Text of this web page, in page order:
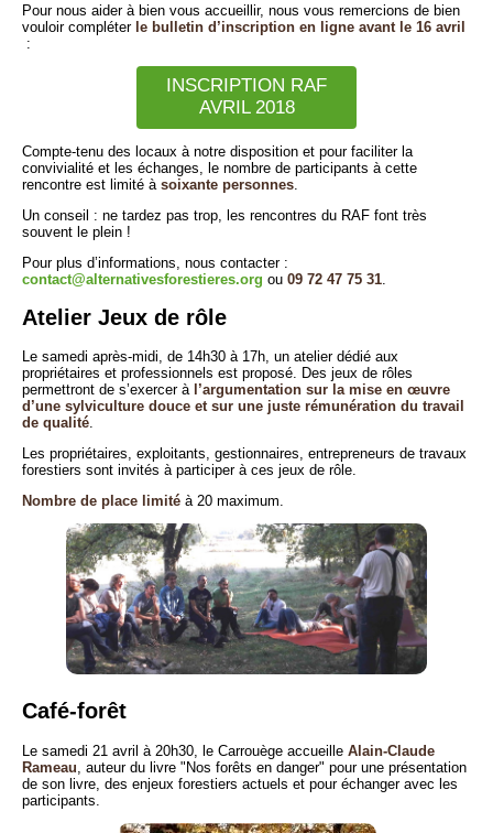
Pour nous aider à bien vous accueillir, nous vous remercions de bien
vouloir compléterle bulletin d’inscription en ligne avant le 16 avril
:
INSCRIPTION RAF
AVRIL 2018
Compte-tenu des locaux à notre disposition et pour faciliter la
convivialité et les échanges, le nombre de participants à cette
rencontre est limité à soixante personnes
Un conseil : ne tardez pas trop, les rencontres du RAF font très
souvent le plein !
Pour plus d’informations, nous contacter :
contact@alternativesforestieres.org ou 09 72 47 75 31
Atelier Jeux de rôle
Le samedi après-midi, de 14h30 à 17h, un atelier dédié aux
propriétaires et professionnels est proposé. Des jeux de rôles
permettront de s’exercer àl’argumentation sur la mise en œuvre
d’une sylviculture douce et sur une juste rémunération du travail
de qualité.
Les propriétaires, exploitants, gestionnaires, entrepreneurs de travaux
forestiers sont invités à participer à ces jeux de rôle.
Nombre de place limité à 20 maximum.
Café-forêt
Le samedi 21 avril à 20h30, le Carrouège accueille Alain-Claude
Rameau , auteur du livre "Nos forêts en danger" pour une présentation
de son livre, des enjeux forestiers actuels et pour échanger avec les
participants.